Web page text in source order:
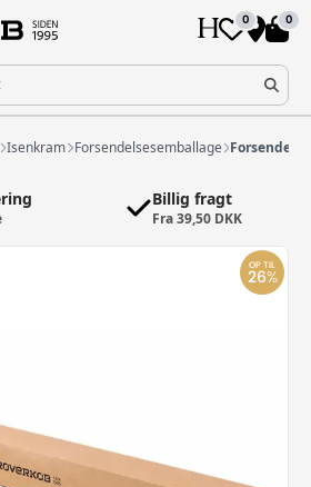
0 0
Isenkram Forsendelsesemballage
Billig fragt
Fra 39,50 DKK
OP TIL
26%